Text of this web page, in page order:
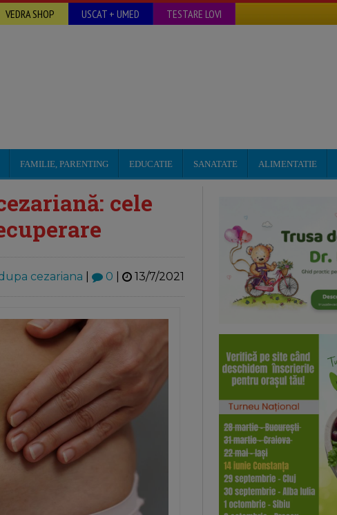
VEDRA SHOP USCAT + UMED TESTARE LOVI
FAMILIE, PARENTING EDUCATIE SANATATE ALIMENTATIE
cele
cezariana 0 13/7/2021